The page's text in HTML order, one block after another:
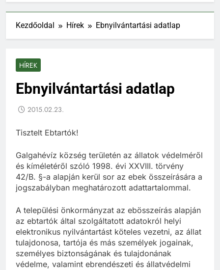
Kezdőoldal Hírek Ebnyilvántartási adatlap
HÍREK
Ebnyilvántartási adatlap
2015.02.23.
Tisztelt Ebtartók!
Galgahévíz község területén az állatok védelméről
és kíméletéről szóló 1998. évi XXVIII. törvény
42/B. §-a alapján kerül sor az ebek összeírására a
jogszabályban meghatározott adattartalommal.
A települési önkormányzat az ebösszeírás alapján
az ebtartók által szolgáltatott adatokról helyi
elektronikus nyilvántartást köteles vezetni, az állat
tulajdonosa, tartója és más személyek jogainak,
személyes biztonságának és tulajdonának
védelme, valamint ebrendészeti és állatvédelmi